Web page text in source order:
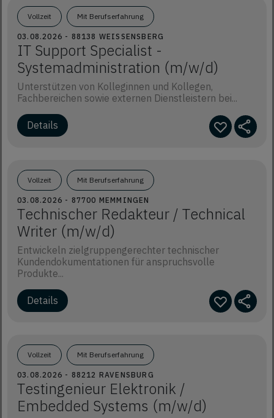
Vollzeit Mit Berufserfahrung
03.08.2026 - 88138 WEISSENSBERG
IT Support Specialist -
Systemadministration (m/w/d)
Unterstützen von Kolleginnen und Kollegen,
Fachbereichen sowie externen Dienstleistern bei...
Vollzeit Mit Berufserfahrung
03.08.2026 - 87700 MEMMINGEN
Technischer Redakteur / Technical
Writer (m/w/d)
Entwickeln zielgruppengerechter technischer
Kundendokumentationen für anspruchsvolle
Produkte...
Vollzeit Mit Berufserfahrung
03.08.2026 - 88212 RAVENSBURG
Testingenieur Elektronik /
Embedded Systems (m/w/d)